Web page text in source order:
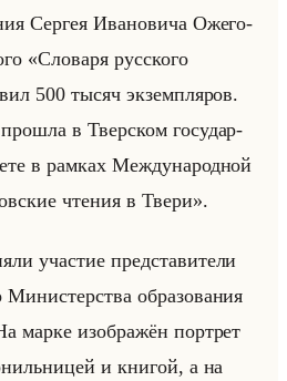
Сер­гея Ива­но­ви­ча Оже­го­
«Словаря русского
500 тысяч эк­зем­пля­ров.
в Твер­ском го­су­дар­
в рам­ках Меж­ду­на­род­ной
чтения в Твери».
уча­стие пред­ста­ви­те­ли
Ми­ни­стер­ства об­ра­зо­ва­ния
марке изоб­ра­жён порт­рет
и кни­гой, а на